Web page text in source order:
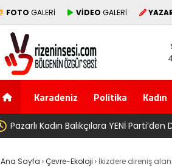
FOTO GALERİ VİDEO GALERİ
Karadeniz Politika Kadın
AV. Süzen
Ana Sayfa ›Çevre-Ekoloji › İkizdere direniş